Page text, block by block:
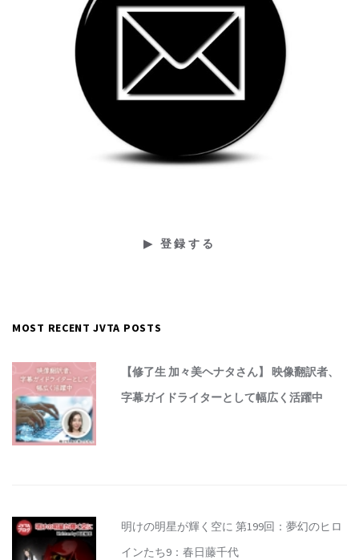
MOST RECENT JVTA POSTS
【修了生 加々美ヘナタさん】 映像翻訳者、
字幕ガイドライターとして幅広く活躍中
明けの明星が輝く空に 第199回：夢幻のヒロ
インたち9：春日藤千代